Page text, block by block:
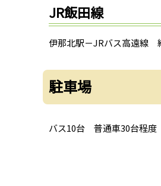
JR飯田線
伊那北駅－JRバス高遠線
駐車場
バス10台 普通車30台程度